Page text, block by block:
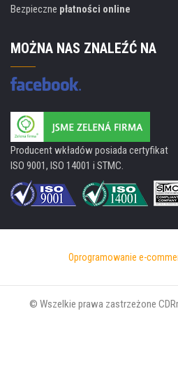
Bezpieczne płatności online
MOŻNA NAS ZNALEŹĆ NA
Producent wkładów posiada certyfikat
ISO 9001, ISO 14001 i STMC.
Oprogramowanie e-
© Wszelkie prawa zastrzeżone